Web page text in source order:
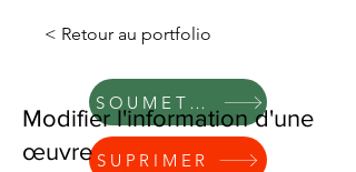
SOUMETTRE
SUPRIMER
< Retour au portfolio
Modifier l'information d'une
œuvre